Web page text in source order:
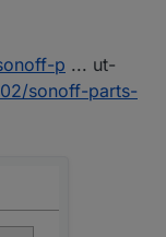
p ... ut-
sonoff-parts-